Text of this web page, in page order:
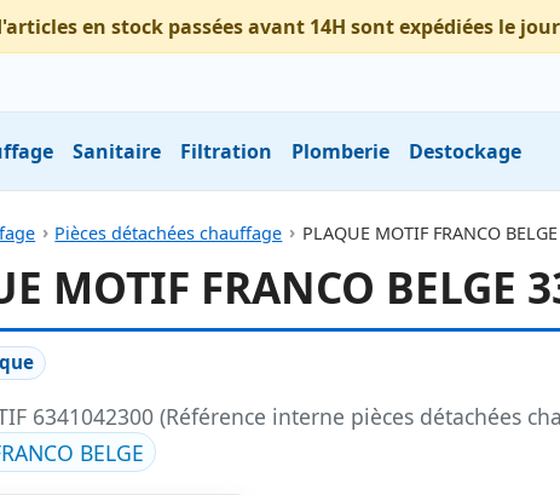
en stock passées avant 14H sont expédiées le
Sanitaire Filtration Plomberie Destockage
Pièces détachées chauffage PLAQUE MOTIF FRANCO
MOTIF FRANCO BELGE
6341042300 (Référence interne pièces détachées
BELGE